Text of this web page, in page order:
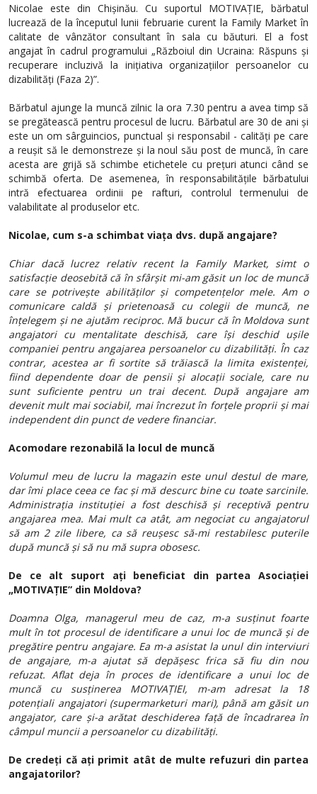
Nicolae este din Chișinău. Cu suportul MOTIVAȚIE, bărbatul
lucrează de la începutul lunii februarie curent la Family Market în
calitate de vânzător consultant în sala cu băuturi. El a fost
angajat în cadrul programului „Războiul din Ucraina: Răspuns și
recuperare incluzivă la inițiativa organizațiilor persoanelor cu
dizabilități (Faza 2)”.
Bărbatul ajunge la muncă zilnic la ora 7.30 pentru a avea timp să
se pregătească pentru procesul de lucru. Bărbatul are 30 de ani și
este un om sârguincios, punctual și responsabil - calități pe care
a reușit să le demonstreze și la noul său post de muncă, în care
acesta are grijă să schimbe etichetele cu prețuri atunci când se
schimbă oferta. De asemenea, în responsabilitățile bărbatului
intră efectuarea ordinii pe rafturi, controlul termenului de
valabilitate al produselor etc.
Nicolae, cum s-a schimbat viața dvs. după angajare?
Chiar dacă lucrez relativ recent la Family Market, simt o
satisfacție deosebită că în sfârșit mi-am găsit un loc de muncă
care se potrivește abilităților și competențelor mele. Am o
comunicare caldă și prietenoasă cu colegii de muncă, ne
înțelegem și ne ajutăm reciproc. Mă bucur că în Moldova sunt
angajatori cu mentalitate deschisă, care își deschid ușile
companiei pentru angajarea persoanelor cu dizabilități. În caz
contrar, acestea ar fi sortite să trăiască la limita existenței,
fiind dependente doar de pensii și alocații sociale, care nu
sunt suficiente pentru un trai decent. După angajare am
devenit mult mai sociabil, mai încrezut în forțele proprii și mai
independent din punct de vedere financiar.
Acomodare rezonabilă la locul de muncă
Volumul meu de lucru la magazin este unul destul de mare,
dar îmi place ceea ce fac și mă descurc bine cu toate sarcinile.
Administrația instituției a fost deschisă și receptivă pentru
angajarea mea. Mai mult ca atât, am negociat cu angajatorul
să am 2 zile libere, ca să reușesc să-mi restabilesc puterile
după muncă și să nu mă supra obosesc.
De ce alt suport ați beneficiat din partea Asociației
„MOTIVAȚIE” din Moldova?
Doamna Olga, managerul meu de caz, m-a susținut foarte
mult în tot procesul de identificare a unui loc de muncă și de
pregătire pentru angajare. Ea m-a asistat la unul din interviuri
de angajare, m-a ajutat să depășesc frica să fiu din nou
refuzat. Aflat deja în proces de identificare a unui loc de
muncă cu susținerea MOTIVAȚIEI, m-am adresat la 18
potențiali angajatori (supermarketuri mari), până am găsit un
angajator, care și-a arătat deschiderea față de încadrarea în
câmpul muncii a persoanelor cu dizabilități.
De credeți că ați primit atât de multe refuzuri din partea
angajatorilor?